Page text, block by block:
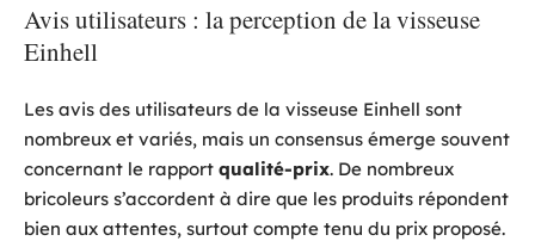
Avis utilisateurs : la perception de la visseuse
Einhell
Les avis des utilisateurs de la visseuse Einhell sont
nombreux et variés, mais un consensus émerge souvent
concernant le rapport qualité-prix. De nombreux
bricoleurs s’accordent à dire que les produits répondent
bien aux attentes, surtout compte tenu du prix proposé.